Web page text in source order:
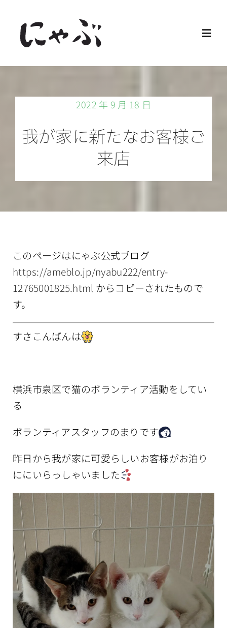
content
譲渡会
ご支援
2022 年 9 月 18 日
我が家に新たなお客様ご
来店
このページはにゃぶ公式ブログ
https://ameblo.jp/nyabu222/entry-
12765001825.html からコピーされたもので
す。
すさこんばんは
横浜市泉区で猫のボランティア活動をしてい
る
ボランティアスタッフのまりです
昨日から我が家に可愛らしいお客様がお泊り
ににいらっしゃいました